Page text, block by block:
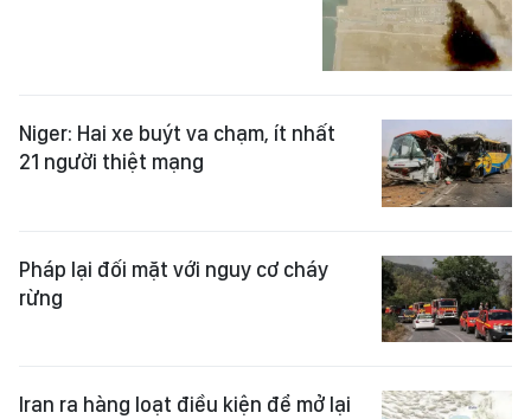
Niger: Hai xe buýt va chạm, ít nhất
21 người thiệt mạng
Pháp lại đối mặt với nguy cơ cháy
rừng
Iran ra hàng loạt điều kiện để mở lại